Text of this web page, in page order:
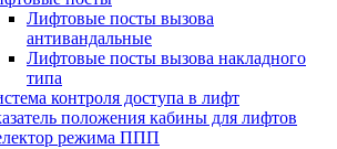
Лифтовые посты вызова
антивандальные
Лифтовые посты вызова накладного
типа
контроля доступа в лифт
положения кабины для лифтов
режима ППП